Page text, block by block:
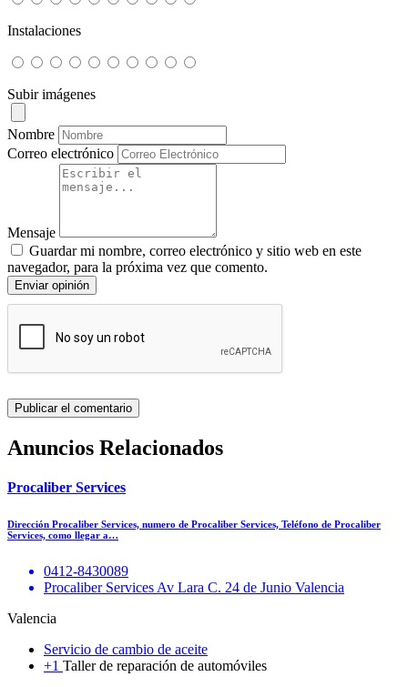
Instalaciones
Subir imágenes
Nombre
Correo electrónico
Mensaje
Guardar mi nombre, correo electrónico y sitio web en este
navegador, para la próxima vez que comento.
Enviar opinión
Anuncios Relacionados
Procaliber Services
Dirección Procaliber Services, numero de Procaliber Services, Teléfono de Procaliber
Services, como llegar a…
0412-8430089
Procaliber Services Av Lara C. 24 de Junio Valencia
Valencia
Servicio de cambio de aceite
+1 Taller de reparación de automóviles